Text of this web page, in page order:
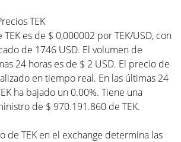
TEK
es de $ 0,000002 por TEK/USD, con
de 1746 USD. El volumen de
24 horas es de $ 2 USD. El precio de
en tiempo real. En las últimas 24
ha bajado un 0.00%. Tiene una
de $ 970.191.860 de TEK.
de TEK en el exchange determina las